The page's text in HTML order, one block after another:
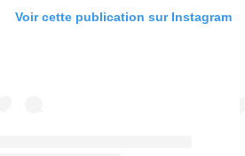
Voir cette publication sur Instagram